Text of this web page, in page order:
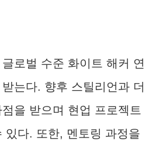
로벌 수준 화이트 해커 연
는다. 향후 스틸리언과 더
을 받으며 현업 프로젝트
있다. 또한, 멘토링 과정을